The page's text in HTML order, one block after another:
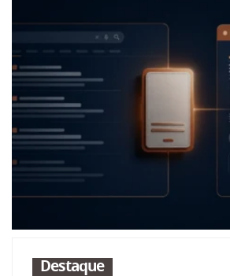
Destaque